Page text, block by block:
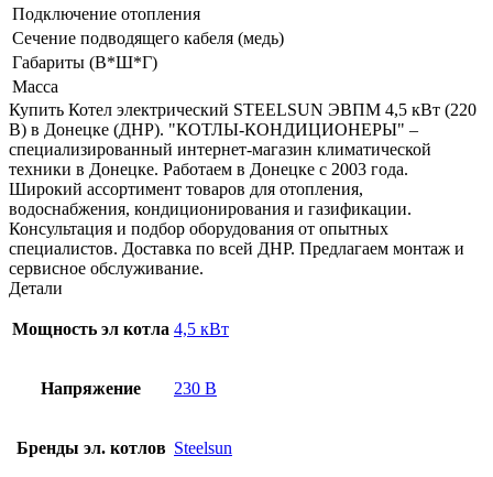
Подключение отопления
Сечение подводящего кабеля (медь)
Габариты (В*Ш*Г)
Масса
Купить Котел электрический STEELSUN ЭВПМ 4,5 кВт (220
В) в Донецке (ДНР). "КОТЛЫ-КОНДИЦИОНЕРЫ" –
специализированный интернет-магазин климатической
техники в Донецке. Работаем в Донецке с 2003 года.
Широкий ассортимент товаров для отопления,
водоснабжения, кондиционирования и газификации.
Консультация и подбор оборудования от опытных
специалистов. Доставка по всей ДНР. Предлагаем монтаж и
сервисное обслуживание.
Детали
Мощность эл котла 4,5 кВт
Напряжение 230 В
Бренды эл. котлов Steelsun